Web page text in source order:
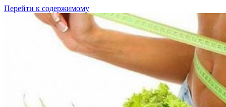
Перейти к содержимому